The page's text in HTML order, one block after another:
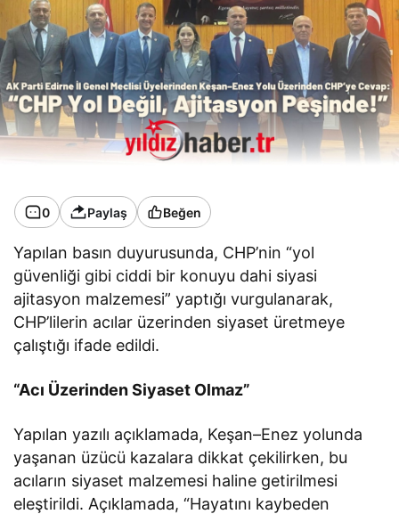
0 Paylaş Beğen
Yapılan basın duyurusunda, CHP’nin “yol
güvenliği gibi ciddi bir konuyu dahi siyasi
ajitasyon malzemesi” yaptığı vurgulanarak,
CHP’lilerin acılar üzerinden siyaset üretmeye
çalıştığı ifade edildi.
“Acı Üzerinden Siyaset Olmaz”
Yapılan yazılı açıklamada, Keşan–Enez yolunda
yaşanan üzücü kazalara dikkat çekilirken, bu
acıların siyaset malzemesi haline getirilmesi
eleştirildi. Açıklamada, “Hayatını kaybeden